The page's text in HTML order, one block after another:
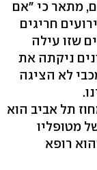
מתאר כי "אם
חריגים
שזו עילה
ניקתה את
לא הציגה
תל אביב הוא
מטופליו
רופא